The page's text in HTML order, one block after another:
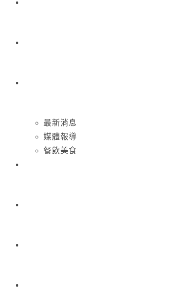
最新消息
媒體報導
餐飲美食